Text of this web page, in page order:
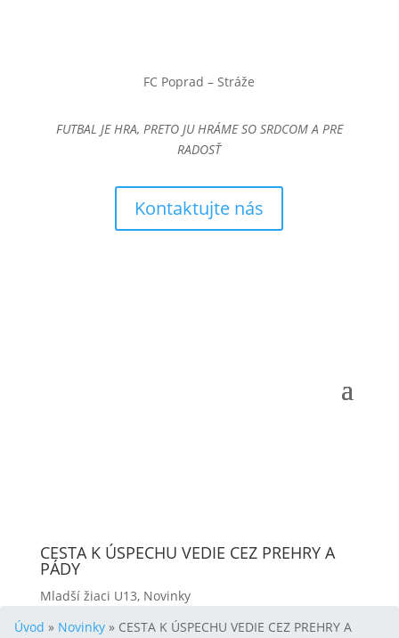
FC Poprad – Stráže
FUTBAL JE HRA, PRETO JU HRÁME SO SRDCOM A PRE
RADOSŤ
Kontaktujte nás
CESTA K ÚSPECHU VEDIE CEZ PREHRY A
PÁDY
Mladší žiaci U13, Novinky
Úvod » Novinky » CESTA K ÚSPECHU VEDIE CEZ PREHRY A